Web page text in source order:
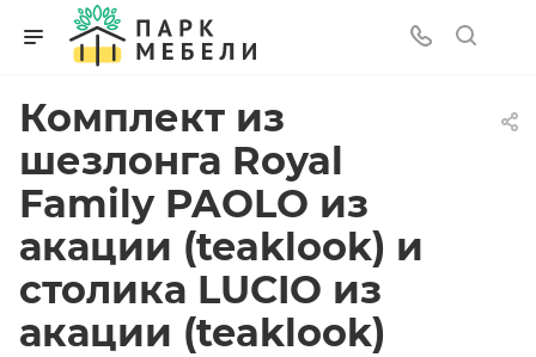
Комплект из
шезлонга Royal
Family PAOLO из
акации (teaklook) и
столика LUCIO из
акации (teaklook)